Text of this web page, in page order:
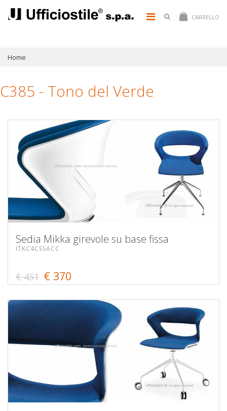
CARRELLO
Home
C385 - Tono del Verde
Sedia Mikka girevole su base fissa
ITKC4CSSACC
€ 451 € 370